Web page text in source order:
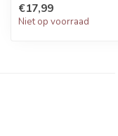
en verni...
€17,99
Niet op voorraad